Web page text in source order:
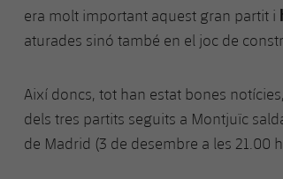
era molt important aquest gran partit i
aturades sinó també en el joc de
Així doncs, tot han estat bones
dels tres partits seguits a Montjuïc
de Madrid (3 de desembre a les 21.00